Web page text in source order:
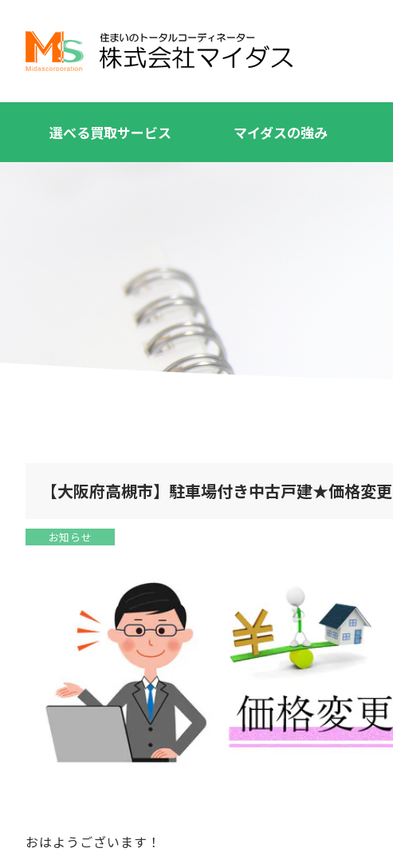
選べる買取サービス マイダスの強み
【大阪府高槻市】駐車場付き中古戸建★価格変更
お知らせ
おはようございます！